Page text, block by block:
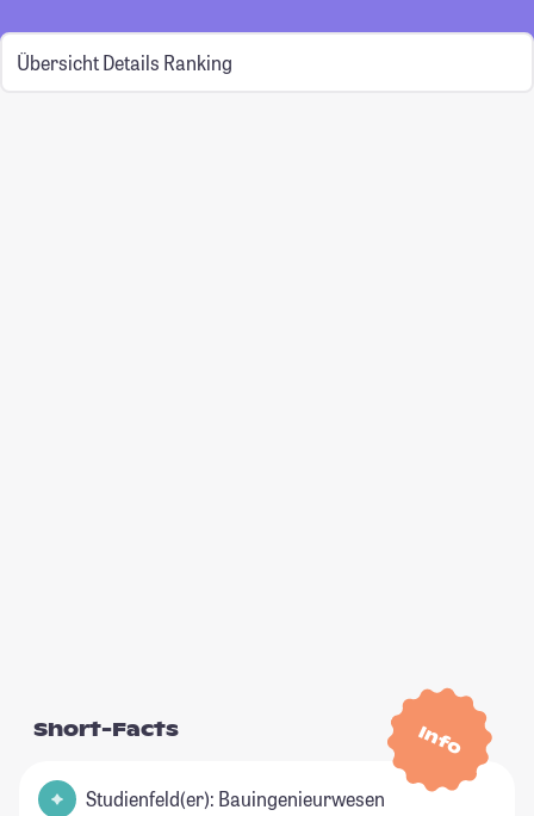
Übersicht Details Ranking
Info
Short-Facts
Studienfeld(er): Bauingenieurwesen